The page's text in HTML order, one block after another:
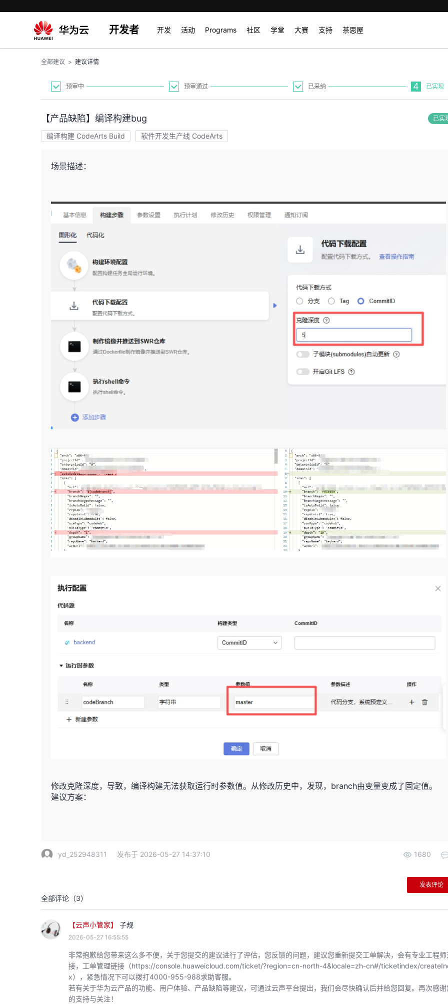
开发者 开发 活动 Programs 社区 学堂 大赛 支持 茶思屋
全部建议 > 建议详情
预审中 预审通过 已采纳 4 已实现
【产品缺陷】编译构建bug 已实
编译构建 CodeArts Build 软件开发生产线 CodeArts
场景描述：
修改克隆深度，导致，编译构建无法获取运行时参数值。从修改历史中，发现，branch由变量变成了固定值。
建议方案：
yd_252948311 发布于 2026-05-27 14:37:10 1680
发表评论
全部评论（3）
【云声小管家】 子规
2026-05-27 16:55:55
非常抱歉给您带来这么多不便，关于您提交的建议进行了评估，您反馈的问题，建议您重新提交工单解决，会有专业工程师
接，工单管理链接（https://console.huaweicloud.com/ticket/?region=cn-north-4&locale=zh-cn#/ticketindex/
x），紧急情况下可以拨打4000-955-988求助客服。
若有关于华为云产品的功能、用户体验、产品缺陷等建议，可通过云声平台提出，我们会尽快确认后并给您回复。再次感谢
的支持与关注！